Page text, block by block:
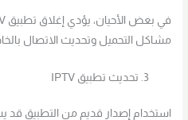
مشاكل التحميل وتحديث الاتصال
تحديث تطبيق IPTV
استخدام إصدار قديم من التطبيق